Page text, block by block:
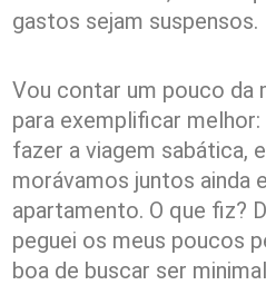
gastos sejam suspensos.
Vou contar um pouco da
para exemplificar
fazer a viagem sabática,
morávamos juntos ainda
apartamento. O que fiz?
peguei os meus poucos
boa de buscar ser